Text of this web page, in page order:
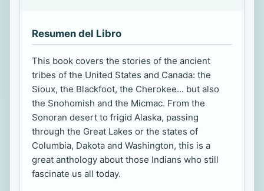
Resumen del Libro
This book covers the stories of the ancient
tribes of the United States and Canada: the
Sioux, the Blackfoot, the Cherokee... but also
the Snohomish and the Micmac. From the
Sonoran desert to frigid Alaska, passing
through the Great Lakes or the states of
Columbia, Dakota and Washington, this is a
great anthology about those Indians who still
fascinate us all today.